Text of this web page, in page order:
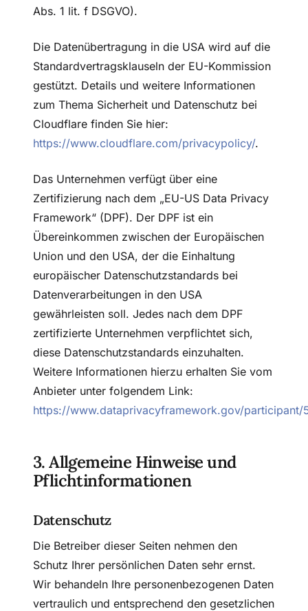
Abs. 1 lit. f DSGVO).
Die Datenübertragung in die USA wird auf die
Standardvertragsklauseln der EU-Kommission
gestützt. Details und weitere Informationen
zum Thema Sicherheit und Datenschutz bei
Cloudflare finden Sie hier:
https://www.cloudflare.com/privacypolicy/.
Das Unternehmen verfügt über eine
Zertifizierung nach dem „EU-US Data Privacy
Framework“ (DPF). Der DPF ist ein
Übereinkommen zwischen der Europäischen
Union und den USA, der die Einhaltung
europäischer Datenschutzstandards bei
Datenverarbeitungen in den USA
gewährleisten soll. Jedes nach dem DPF
zertifizierte Unternehmen verpflichtet sich,
diese Datenschutzstandards einzuhalten.
Weitere Informationen hierzu erhalten Sie vom
Anbieter unter folgendem Link:
https://www.dataprivacyframework.gov/participant/
3. Allgemeine Hinweise und
Pflicht­informationen
Datenschutz
Die Betreiber dieser Seiten nehmen den
Schutz Ihrer persönlichen Daten sehr ernst.
Wir behandeln Ihre personenbezogenen Daten
vertraulich und entsprechend den gesetzlichen